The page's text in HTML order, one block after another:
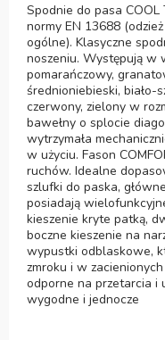
Spodnie do pasa COOL
normy EN 13688
ogólne). Klasyczne
noszeniu. Występują w
pomarańczowy,
średnioniebieski, biało-
czerwony, zielony w
bawełny o splocie
wytrzymała
w użyciu. Fason
ruchów. Idealne
szlufki do paska,
posiadają
kieszenie kryte patką,
boczne kieszenie na
wypustki odblaskowe,
zmroku i w
odporne na przetarcia i
wygodne i jednocze